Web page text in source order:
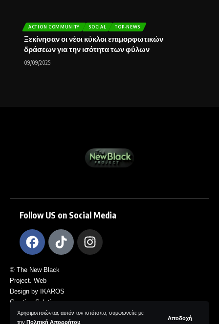
Χρησιμοποιώντας αυτόν τον ιστότοπο, συμφωνείτε με
την Πολιτική Απορρήτου
Αποδοχή
ACTION COMMUNITY SOCIAL TOP-NEWS
Ξεκίνησαν οι νέοι κύκλοι επιμορφωτικών
δράσεων για την ισότητα των φύλων
09/09/2025
Follow US on Social Media
© The New Black
Project. Web
Design by IKAROS
Creative Solutions.
All Rights